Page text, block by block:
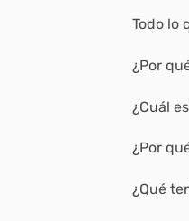
Todo lo
¿Por
¿Cuál
¿Por
¿Qué